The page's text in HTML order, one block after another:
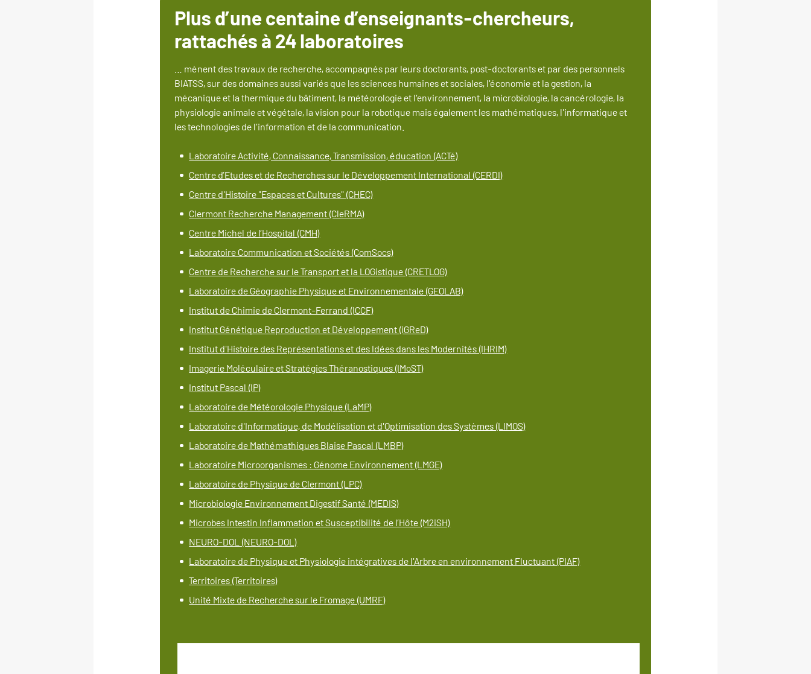
Plus d’une centaine d’enseignants-chercheurs,
rattachés à 24 laboratoires
… mènent des travaux de recherche, accompagnés par leurs doctorants, post-doctorants et par des personnels
BIATSS, sur des domaines aussi variés que les sciences humaines et sociales, l'économie et la gestion, la
mécanique et la thermique du bâtiment, la météorologie et l'environnement, la microbiologie, la cancérologie, la
physiologie animale et végétale, la vision pour la robotique mais également les mathématiques, l'informatique et
les technologies de l'information et de la communication.
Laboratoire Activité, Connaissance, Transmission, éducation (ACTé)
Centre d’Etudes et de Recherches sur le Développement International (CERDI)
Centre d'Histoire "Espaces et Cultures" (CHEC)
Clermont Recherche Management (CleRMA)
Centre Michel de l’Hospital (CMH)
Laboratoire Communication et Sociétés (ComSocs)
Centre de Recherche sur le Transport et la LOGistique (CRETLOG)
Laboratoire de Géographie Physique et Environnementale (GEOLAB)
Institut de Chimie de Clermont-Ferrand (ICCF)
Institut Génétique Reproduction et Développement (iGReD)
Institut d'Histoire des Représentations et des Idées dans les Modernités (IHRIM)
Imagerie Moléculaire et Stratégies Théranostiques (IMoST)
Institut Pascal (IP)
Laboratoire de Météorologie Physique (LaMP)
Laboratoire d'Informatique, de Modélisation et d'Optimisation des Systèmes (LIMOS)
Laboratoire de Mathémathiques Blaise Pascal (LMBP)
Laboratoire Microorganismes : Génome Environnement (LMGE)
Laboratoire de Physique de Clermont (LPC)
Microbiologie Environnement Digestif Santé (MEDIS)
Microbes Intestin Inflammation et Susceptibilité de l’Hôte (M2iSH)
NEURO-DOL (NEURO-DOL)
Laboratoire de Physique et Physiologie intégratives de l'Arbre en environnement Fluctuant (PIAF)
Territoires (Territoires)
Unité Mixte de Recherche sur le Fromage (UMRF)